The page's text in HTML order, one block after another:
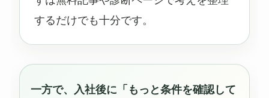
するだけでも十分です。
一方で、入社後に「もっと条件を確認して